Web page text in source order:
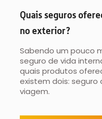
Quais seguros
no exterior?
Sabendo um pouco
seguro de vida
quais produtos
existem dois: seguro
viagem.